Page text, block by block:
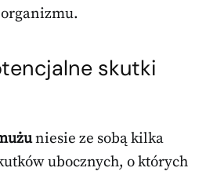
skutki
niesie ze sobą kilka
ubocznych, o których